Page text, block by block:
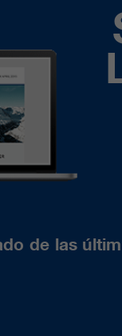
de las